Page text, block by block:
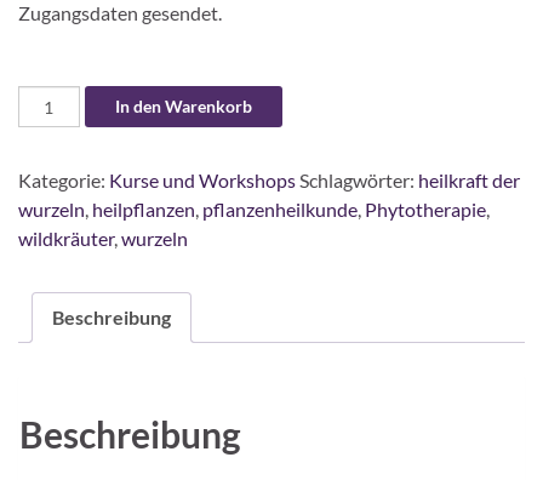
Zugangsdaten gesendet.
Webinar "Heilkraft der Wurzeln" Menge
In den Warenkorb
l
e
r
Kategorie: Kurse und WorkshopsSchlagwörter: heilkraft der
wurzeln, heilpflanzen, pflanzenheilkunde, Phytotherapie,
wildkräuter,wurzeln
Beschreibung
Beschreibung